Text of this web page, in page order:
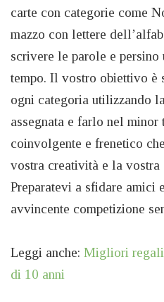
carte con categorie come
mazzo con lettere
scrivere le parole e
tempo. Il vostro obiettivo è
ogni categoria utilizzando
assegnata e farlo nel
coinvolgente e frenetico
vostra creatività e la vostra
Preparatevi a sfidare amici
avvincente competizione
Leggi anche: Migliori regali
di 10 anni